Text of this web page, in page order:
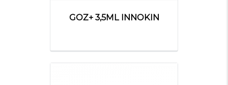
GOZ+ 3,5ML INNOKIN